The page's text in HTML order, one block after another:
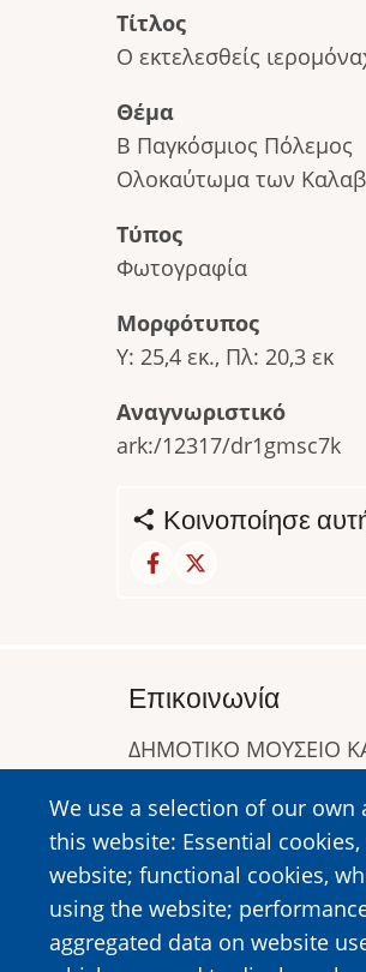
Τίτλος
Ο εκτελεσθείς
Θέμα
Β Παγκόσμιος Πόλεμος
Ολοκαύτωμα των
Τύπος
Φωτογραφία
Μορφότυπος
Υ: 25,4 εκ., Πλ: 20,3 εκ
Αναγνωριστικό
ark:/12317/dr1gmsc7k
Κοινοποίησε
We use a selection of our
this website: Essential
website; functional cookies,
using the website;
aggregated data on website
Επικοινωνία
ΔΗΜΟΤΙΚΟ ΜΟΥΣΕΙΟ
Τηλ:2692023646,
https://www.dmko.gr
Image